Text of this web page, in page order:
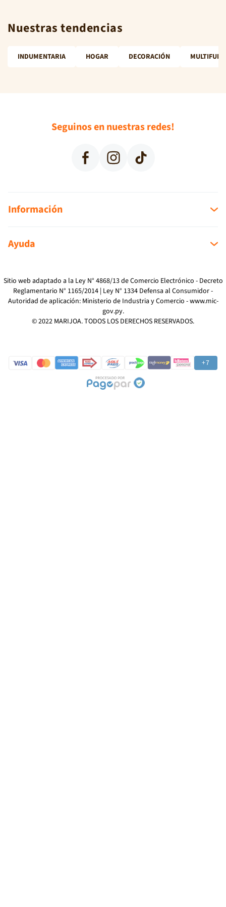
Nuestras tendencias
INDUMENTARIA HOGAR DECORACIÓN
Seguinos en nuestras redes!
Facebook Instagram TikTok
Información
Sucursales
Ayuda
Devoluciones
Reclamos
Preguntas Frecuentes
Términos y Condiciones
Sitio web adaptado a la Ley N° 4868/13 de Comercio Electrónico - Decreto
Reglamentario N° 1165/2014 | Ley N° 1334 Defensa al Consumidor -
Autoridad de aplicación: Ministerio de Industria y Comercio -www.mic-
gov.py.
© 2022 MARIJOA. TODOS LOS DERECHOS RESERVADOS.